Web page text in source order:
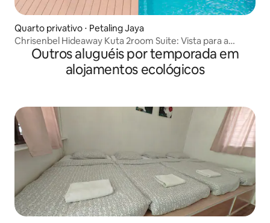
Quarto privativo ⋅ Petaling Jaya
Chrisenbel Hideaway Kuta 2room Suite: Vista para a
piscina 5 e 6
Outros aluguéis por temporada em
alojamentos ecológicos